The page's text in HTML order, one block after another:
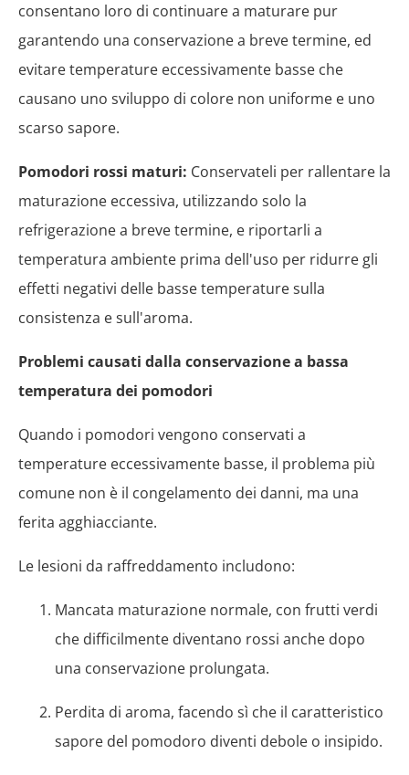
consentano loro di continuare a maturare pur
garantendo una conservazione a breve termine, ed
evitare temperature eccessivamente basse che
causano uno sviluppo di colore non uniforme e uno
scarso sapore.
Pomodori rossi maturi: Conservateli per rallentare la
maturazione eccessiva, utilizzando solo la
refrigerazione a breve termine, e riportarli a
temperatura ambiente prima dell'uso per ridurre gli
effetti negativi delle basse temperature sulla
consistenza e sull'aroma.
Problemi causati dalla conservazione a bassa
temperatura dei pomodori
Quando i pomodori vengono conservati a
temperature eccessivamente basse, il problema più
comune non è il congelamento dei danni, ma una
ferita agghiacciante.
Le lesioni da raffreddamento includono:
Mancata maturazione normale, con frutti verdi
che difficilmente diventano rossi anche dopo
una conservazione prolungata.
Perdita di aroma, facendo sì che il caratteristico
sapore del pomodoro diventi debole o insipido.